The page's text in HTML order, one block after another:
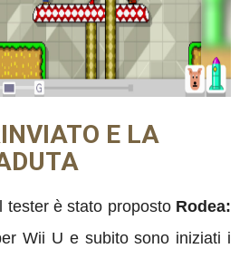
E LA
tester è stato proposto Rodea:
Wii U e subito sono iniziati i